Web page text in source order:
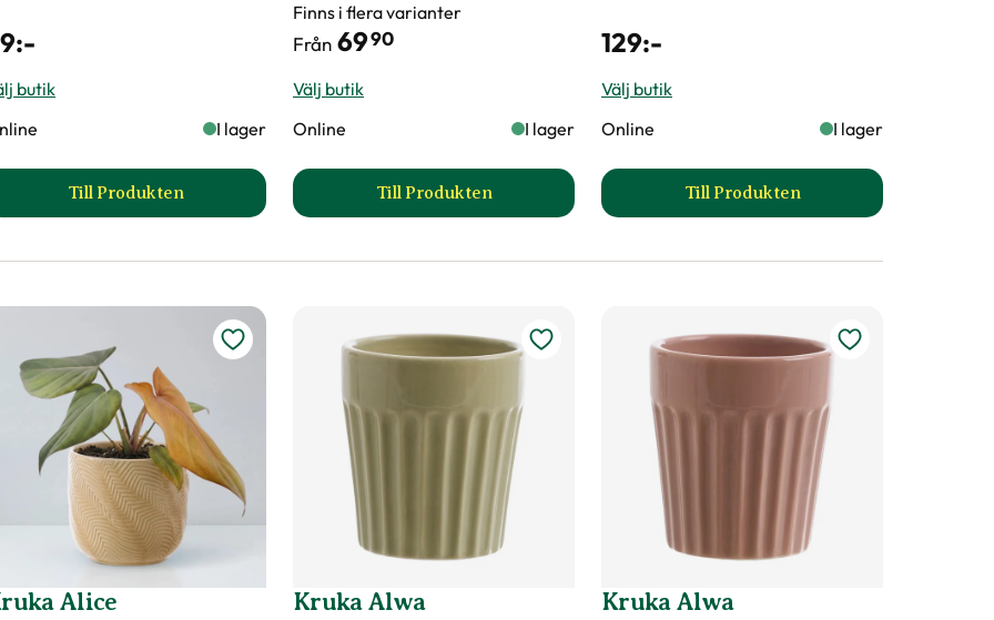
:-
butik
I lager
Till Produkten
till Kruka Abigail produktsida
Finns i flera varianter
Från 6990
Välj butik
Online
I lager
Till Produkten
till Kruka Alea produktsida
129:-
Välj butik
Online
I lager
Till Produkten
till Kruka Alessandra
Alice Kruka Alwa Kruka Alwa